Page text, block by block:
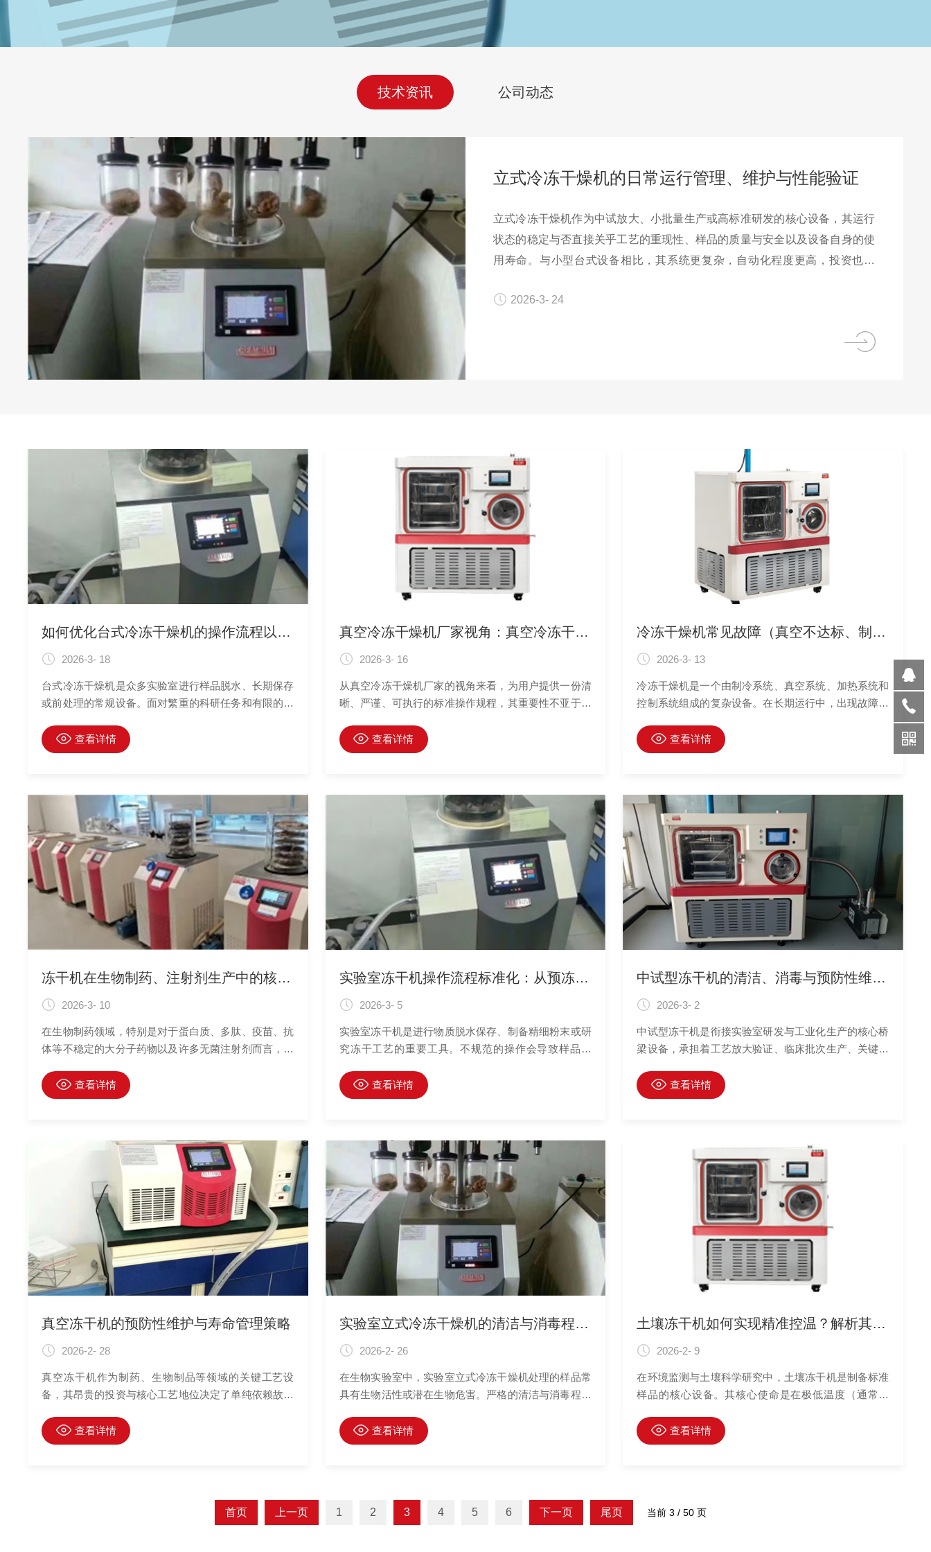
技术资讯 公司动态
立式冷冻干燥机的日常运行管理、维护与性能验证
立式冷冻干燥机作为中试放大、小批量生产或高标准研发的核心设备，其运行
状态的稳定与否直接关乎工艺的重现性、样品的质量与安全以及设备自身的使
用寿命。与小型台式设备相比，其系统更复杂，自动化程度更高，投资也更
证的完整管理体系。这套体系不仅是良好实验规范的要求，更是保障设备长期
2026-3- 24
如何优化台式冷冻干燥机的操作流程以提高实验效率？
2026-3- 18
台式冷冻干燥机是众多实验室进行样品脱水、长期保存
或前处理的常规设备。面对繁重的科研任务和有限的机
间的产出，对于提升整体实验效率至关重要。效率优化
并非简单地追求速度，而是在保证样品质量（不塌陷、
全流程进行系统性提效。以下是一套从实战中总结的优
化策略。
查看详情
真空冷冻干燥机厂家视角：真空冷冻干燥机标准操作规程要点解析
2026-3- 16
从真空冷冻干燥机厂家的视角来看，为用户提供一份清
晰、严谨、可执行的标准操作规程，其重要性不亚于设
较佳性能的“使用说明书”，更是保障工艺重现性、产品
质量和设备安全寿命的“法律文书”。它源于对设备工作
是揭示厂家在设计、制造和维护理念中，希望用户必须
查看详情
冷冻干燥机常见故障（真空不达标、制冷不足等）的系统性排查
2026-3- 13
冷冻干燥机是一个由制冷系统、真空系统、加热系统和
控制系统组成的复杂设备。在长期运行中，出现故障在
见、也比较影响冻干工艺的两大核心故障。面对问题，
盲目拆卸或仅凭经验处理往往事倍功半。采用系统性、
查看详情
冻干机在生物制药、注射剂生产中的核心工艺地位
2026-3- 10
在生物制药领域，特别是对于蛋白质、多肽、疫苗、抗
体等不稳定的大分子药物以及许多无菌注射剂而言，冷
产品稳定性、安全性、有效性和商业可行性的核心制剂
工艺。其重要性远超普通的生产步骤，是连接药物溶液
查看详情
实验室冻干机操作流程标准化：从预冻到干燥结束
2026-3- 5
实验室冻干机是进行物质脱水保存、制备精细粉末或研
究冻干工艺的重要工具。不规范的操作会导致样品损
套从样品准备到冻干结束的标准化操作流程（SOP），
是获得可重复、高质量冻干结果、保障设备安全和延长
阶段。
查看详情
中试型冻干机的清洁、消毒与预防性维护指南
2026-3- 2
中试型冻干机是衔接实验室研发与工业化生产的核心桥
梁设备，承担着工艺放大验证、临床批次生产、关键工
规模更大、结构更复杂、自动化程度更高，且处理的样
品更具价值，甚至可能直接用于后续的临床研究。因
的管理范畴，直接关系到工艺放大的可靠性、数据转移
的准确性、临床样品生产的安全性以及较终商业化生产
的成败。这套体系是药品研发质量管理规范的核心实
践，是连接“实验室成功”与“生产稳定”的关键质量保障
查看详情
真空冻干机的预防性维护与寿命管理策略
2026-2- 28
真空冻干机作为制药、生物制品等领域的关键工艺设
备，其昂贵的投资与核心工艺地位决定了单纯依赖故障
防性维护与科学的寿命管理策略，旨在通过主动干预来
较大化设备正常运行时间，延长其使用寿命，保障工艺
查看详情
实验室立式冷冻干燥机的清洁与消毒程序在生物实验室中的实施
2026-2- 26
在生物实验室中，实验室立式冷冻干燥机处理的样品常
具有生物活性或潜在生物危害。严格的清洁与消毒程序
基石，更是满足生物安全要求、保护操作人员健康的关
键环节。系统的实施必须建立在科学评估与标准化操作
查看详情
土壤冻干机如何实现精准控温？解析其制冷系统与搁板温度均匀性设计
2026-2- 9
在环境监测与土壤科学研究中，土壤冻干机是制备标准
样品的核心设备。其核心使命是在极低温度（通常低
分，同时较大程度保留土壤中的挥发性有机物、重金属
形态及微生物活性。这一过程对温度的控制要求极为苛
查看详情
首页 上一页 1 2 3 4 5 6 下一页 尾页